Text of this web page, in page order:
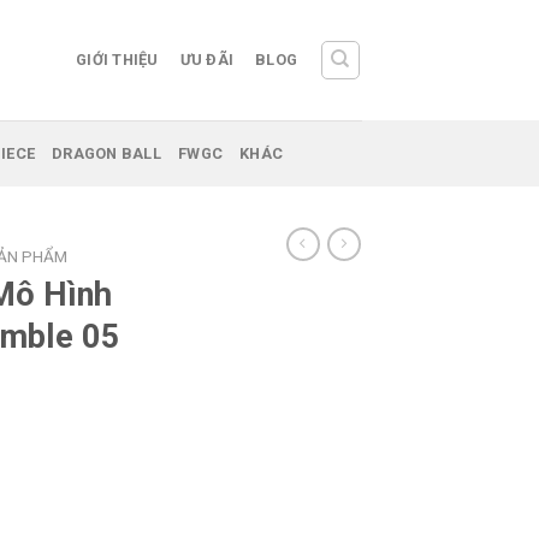
GIỚI THIỆU ƯU ĐÃI BLOG
DRAGON BALL FWGC KHÁC
PHẨM
Hình
05